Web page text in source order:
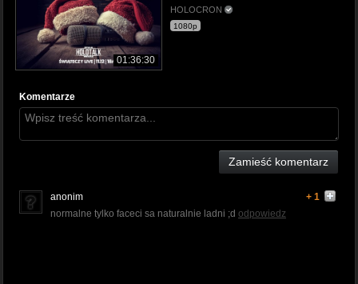
01:36:30
HOLOCRON
1080p
Komentarze
Zamieść komentarz
anonim
+ 1
normalne tylko faceci sa naturalnie ladni ;d odpowiedz